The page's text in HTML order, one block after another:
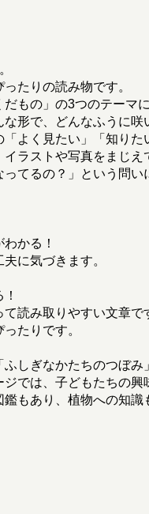
たりの読み物です。
もの」の3つのテーマ
形で、どんなふうに
よく見たい」「知りた
ラストや写真をまじえ
てるの？」という問
かる！
に気づきます。
読み取りやすい文章で
たりです。
しぎなかたちのつぼ
では、子どもたちの興
もあり、植物への知識